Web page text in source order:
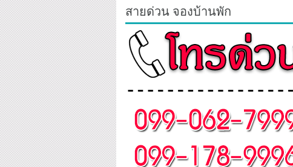
สายด่วน จองบ้านพัก